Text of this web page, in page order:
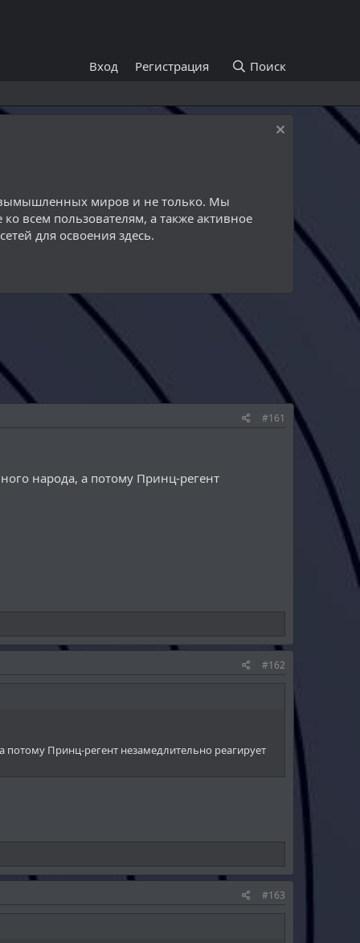
Вход Регистрация Поиск
вымышленных миров и не только. Мы
всем пользователям, а также активное
для освоения здесь.
#161
народа, а потому Принц-регент
#162
Принц-регент незамедлительно реагирует
#163